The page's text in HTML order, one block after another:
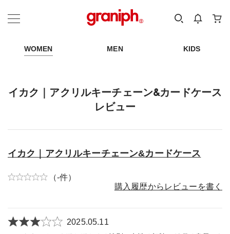
カテゴリーから探す
WOMEN MEN KIDS
イカク｜アクリルキーチェーン&カードケース
レビュー
イカク｜アクリルキーチェーン&カードケース
（-件）
購入履歴からレビューを書く
2025.05.11